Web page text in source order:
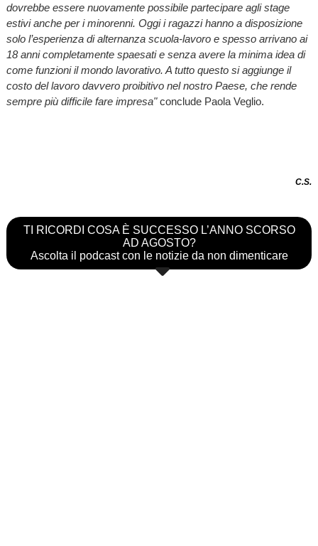
dovrebbe essere nuovamente possibile partecipare agli stage
estivi anche per i minorenni. Oggi i ragazzi hanno a disposizione
solo l’esperienza di alternanza scuola-lavoro e spesso arrivano ai
18 anni completamente spaesati e senza avere la minima idea di
come funzioni il mondo lavorativo. A tutto questo si aggiunge il
costo del lavoro davvero proibitivo nel nostro Paese, che rende
sempre più difficile fare impresa" conclude Paola Veglio.
C.S.
TI RICORDI COSA È SUCCESSO L’ANNO SCORSO
AD AGOSTO?
Ascolta il podcast con le notizie da non dimenticare